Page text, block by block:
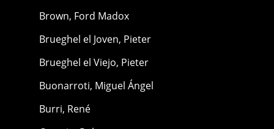
Brown, Ford Madox
Brueghel el Joven, Pieter
Brueghel el Viejo, Pieter
Buonarroti, Miguel Ángel
Burri, René